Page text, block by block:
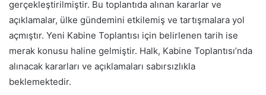
gerçekleştirilmiştir. Bu toplantıda alınan kararlar ve
açıklamalar, ülke gündemini etkilemiş ve tartışmalara yol
açmıştır. Yeni Kabine Toplantısı için belirlenen tarih ise
merak konusu haline gelmiştir. Halk, Kabine Toplantısı’nda
alınacak kararları ve açıklamaları sabırsızlıkla
beklemektedir.